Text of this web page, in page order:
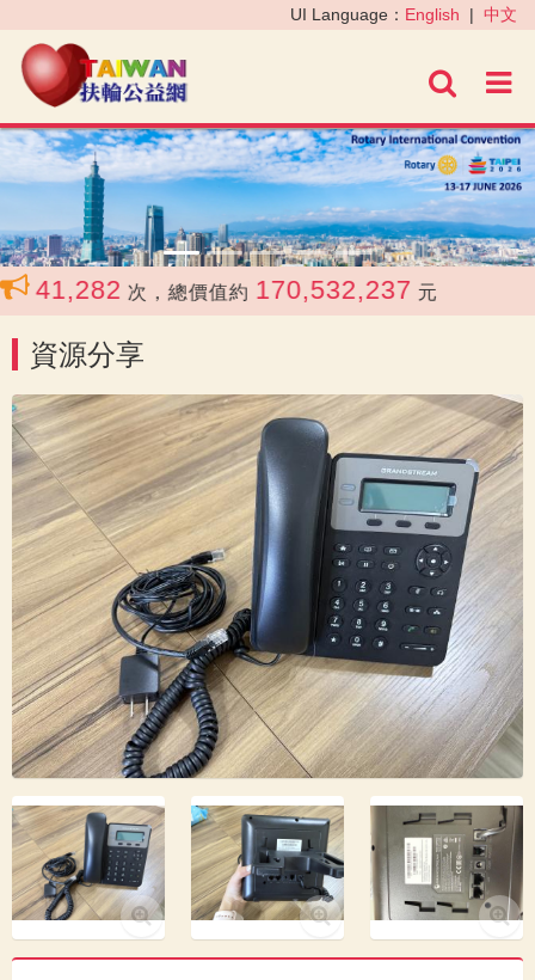
進階
UI Language： English | 中文
‹ ›
41,282 次，總價值約 170,532,237 元
資源分享